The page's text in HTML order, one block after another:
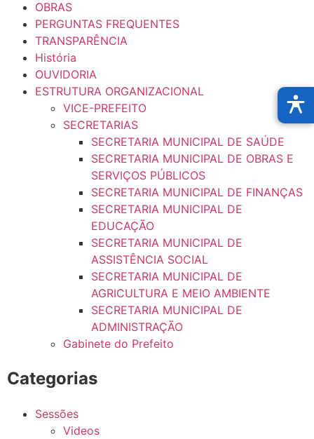
OBRAS
PERGUNTAS FREQUENTES
TRANSPARÊNCIA
História
OUVIDORIA
ESTRUTURA ORGANIZACIONAL
VICE-PREFEITO
SECRETARIAS
SECRETARIA MUNICIPAL DE SAÚDE
SECRETARIA MUNICIPAL DE OBRAS E
SERVIÇOS PÚBLICOS
SECRETARIA MUNICIPAL DE FINANÇAS
SECRETARIA MUNICIPAL DE
EDUCAÇÃO
SECRETARIA MUNICIPAL DE
ASSISTÊNCIA SOCIAL
SECRETARIA MUNICIPAL DE
AGRICULTURA E MEIO AMBIENTE
SECRETARIA MUNICIPAL DE
ADMINISTRAÇÃO
Gabinete do Prefeito
Categorias
Sessões
Videos